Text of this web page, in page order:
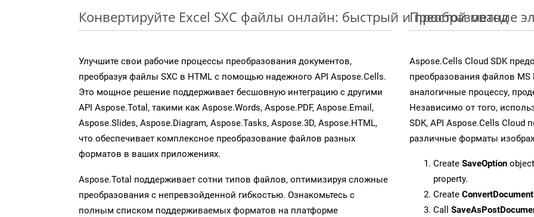
Конвертируйте Excel SXC файлы онлайн: быстрый и простой метод
Улучшите свои рабочие процессы преобразования документов,
преобразуя файлы SXC в HTML с помощью надежного API Aspose.Cells.
Это мощное решение поддерживает бесшовную интеграцию с другими
API Aspose.Total, такими как Aspose.Words, Aspose.PDF, Aspose.Email,
Aspose.Slides, Aspose.Diagram, Aspose.Tasks, Aspose.3D, Aspose.HTML,
что обеспечивает комплексное преобразование файлов разных
форматов в ваших приложениях.
Aspose.Total поддерживает сотни типов файлов, оптимизируя сложные
преобразования с непревзойденной гибкостью. Ознакомьтесь с
полным списком поддерживаемых форматов на платформе
Преобразование
Aspose.Cells Cloud SDK
преобразования файлов
аналогичные процессу,
Независимо от того,
SDK, API Aspose.Cells Cloud
различные форматы
Create SaveOption
property.
Create
Call